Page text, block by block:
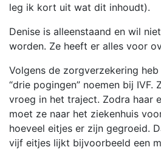
leg ik kort uit wat dit inhoudt).
Denise is alleenstaand en wil
worden. Ze heeft er alles voor
Volgens de zorgverzekering
“drie pogingen” noemen bij IVF.
vroeg in het traject. Zodra haar
moet ze naar het ziekenhuis
hoeveel eitjes er zijn gegroeid.
vijf eitjes lijkt bijvoorbeeld een